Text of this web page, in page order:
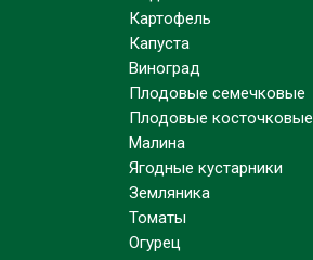
Картофель
Капуста
Виноград
Плодовые семечковые
Плодовые косточковые
Малина
Ягодные кустарники
Земляника
Томаты
Огурец